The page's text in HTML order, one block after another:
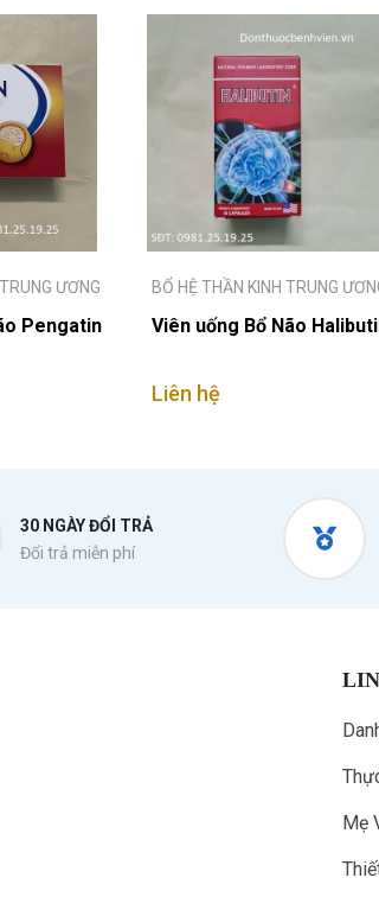
ƯƠNG
Pengatin
BỔ HỆ THẦN KINH TRUNG
Viên uống Bổ Não
Liên hệ
30 NGÀY ĐỔI TRẢ
Đổi trả miễn phí
Mẹ